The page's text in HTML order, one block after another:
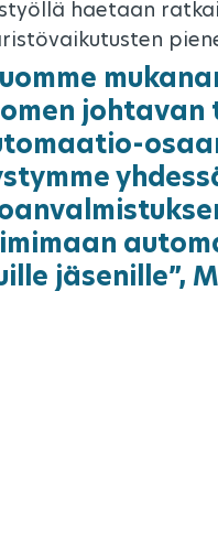
haetaan
jäsenille”,